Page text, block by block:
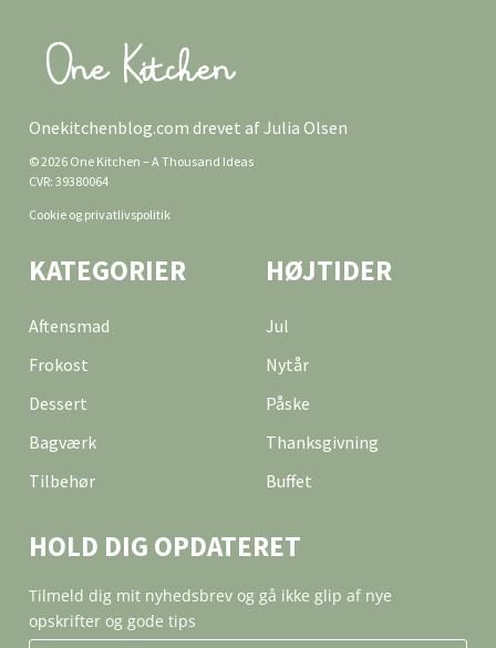
Onekitchenblog.com drevet af Julia Olsen
© 2026 One Kitchen – A Thousand Ideas
CVR: 39380064
Cookie og privatlivspolitik
KATEGORIER
Aftensmad
Frokost
Dessert
Bagværk
Tilbehør
HØJTIDER
Jul
Nytår
Påske
Thanksgivning
Buffet
HOLD DIG OPDATERET
Tilmeld dig mit nyhedsbrev og gå ikke glip af nye
opskrifter og gode tips